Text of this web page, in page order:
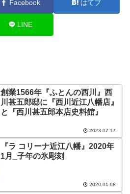
Facebook はてブ
LINE
創業1566年『ふとんの西川』西
川甚五郎邸に『西川近江八幡店』
と『西川甚五郎本店史料館』
2023.07.17
『ラ コリーナ近江八幡』2020年
1月_子年の氷彫刻
2020.01.08